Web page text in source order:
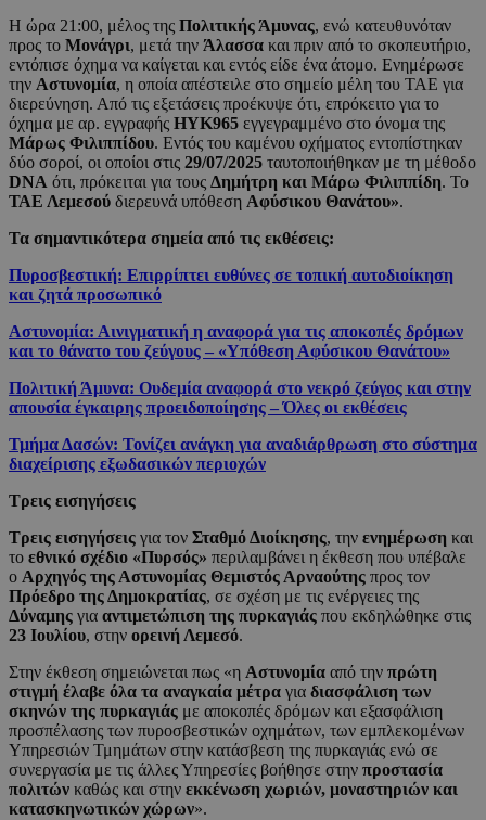
Η ώρα 21:00, μέλος της Πολιτικής Άμυνας, ενώ κατευθυνόταν
προς το Μονάγρι, μετά την Άλασσα και πριν από το σκοπευτήριο,
εντόπισε όχημα να καίγεται και εντός είδε ένα άτομο. Ενημέρωσε
την Αστυνομία, η οποία απέστειλε στο σημείο μέλη του ΤΑΕ για
διερεύνηση. Από τις εξετάσεις προέκυψε ότι, επρόκειτο για το
όχημα με αρ. εγγραφής ΗΥΚ965 εγγεγραμμένο στο όνομα της
Μάρως Φιλιππίδου. Εντός του καμένου οχήματος εντοπίστηκαν
δύο σοροί, οι οποίοι στις 29/07/2025 ταυτοποιήθηκαν με τη μέθοδο
DNA ότι, πρόκειται για τους Δημήτρη και Μάρω Φιλιππίδη. Το
ΤΑΕ Λεμεσού διερευνά υπόθεση Αφύσικου Θανάτου».
Τα σημαντικότερα σημεία από τις εκθέσεις:
Πυροσβεστική: Επιρρίπτει ευθύνες σε τοπική αυτοδιοίκηση
και ζητά προσωπικό
Αστυνομία: Αινιγματική η αναφορά για τις αποκοπές δρόμων
και το θάνατο του ζεύγους – «Υπόθεση Αφύσικου Θανάτου»
Πολιτική Άμυνα: Ουδεμία αναφορά στο νεκρό ζεύγος και στην
απουσία έγκαιρης προειδοποίησης – Όλες οι εκθέσεις
Τμήμα Δασών: Τονίζει ανάγκη για αναδιάρθρωση στο σύστημα
διαχείρισης εξωδασικών περιοχών
Τρεις εισηγήσεις
Τρεις εισηγήσεις για τον Σταθμό Διοίκησης, την ενημέρωση και
το εθνικό σχέδιο «Πυρσός» περιλαμβάνει η έκθεση που υπέβαλε
ο Αρχηγός της Αστυνομίας Θεμιστός Αρναούτης προς τον
Πρόεδρο της Δημοκρατίας, σε σχέση με τις ενέργειες της
Δύναμης για αντιμετώπιση της πυρκαγιάς που εκδηλώθηκε στις
23 Ιουλίου, στην ορεινή Λεμεσό.
Στην έκθεση σημειώνεται πως «η Αστυνομία από την πρώτη
στιγμή έλαβε όλα τα αναγκαία μέτρα για διασφάλιση των
σκηνών της πυρκαγιάς με αποκοπές δρόμων και εξασφάλιση
προσπέλασης των πυροσβεστικών οχημάτων, των εμπλεκομένων
Υπηρεσιών Τμημάτων στην κατάσβεση της πυρκαγιάς ενώ σε
συνεργασία με τις άλλες Υπηρεσίες βοήθησε στην προστασία
πολιτών καθώς και στην εκκένωση χωριών, μοναστηριών και
κατασκηνωτικών χώρων».